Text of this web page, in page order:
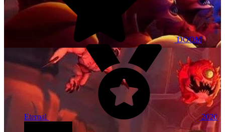
DOOM
Eternal 2020